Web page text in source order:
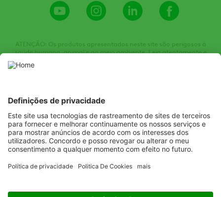
Youtube
Channel
Instagram LinkedIn
ATENÇÃO: Os produtos apresentados neste site são perigosos à
saúde humana, animal e ao meio ambiente. Leia atentamente e
siga rigorosamente as instruções contidas no rótulo, na bula e na
receita. Utilize sempre equipamentos de proteção individual.
meramente ilustrativas.
Listen Learn Deliver
Copyright© ADAMA